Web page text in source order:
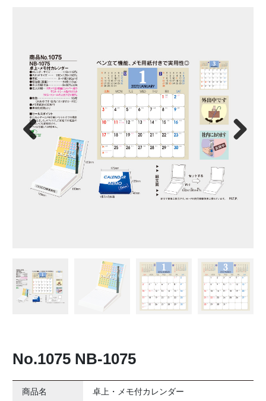
Previous Next
No.1075 NB-1075
商品名 卓上・メモ付カレンダー